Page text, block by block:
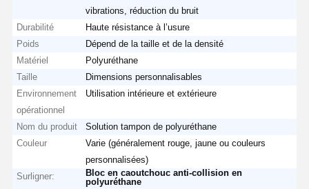
vibrations, réduction du bruit
Durabilité
Haute résistance à l’usure
Poids
Dépend de la taille et de la densité
Matériel
Polyuréthane
Taille
Dimensions personnalisables
Environnement
opérationnel
Utilisation intérieure et extérieure
Nom du produit
Solution tampon de polyuréthane
Couleur
Varie (généralement rouge, jaune ou couleurs
personnalisées)
Surligner:
Bloc en caoutchouc anti-collision en
polyuréthane